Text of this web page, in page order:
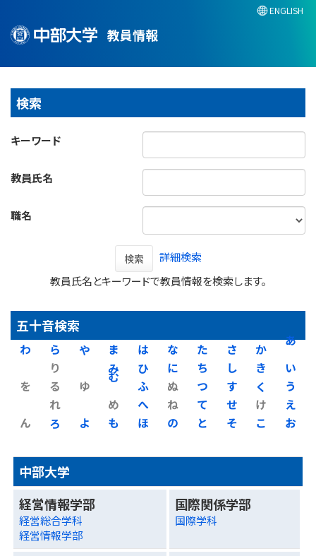
教員情報
ENGLISH
検索
キーワード
教員氏名
職名
検索
詳細検索
教員氏名とキーワードで教員情報を検索します。
五十音検索
あ
い
う
え
お
か
き
く
け
こ
さ
し
す
せ
そ
た
ち
つ
て
と
な
に
ぬ
ね
の
は
ひ
ふ
へ
ほ
ま
み
む
め
も
や
ゆ
よ
ら
り
る
れ
ろ
わ
を
ん
中部大学
経営情報学部
経営総合学科
経営情報学部
国際関係学部
国際学科